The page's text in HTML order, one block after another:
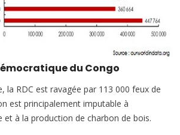
du Congo
la RDC est ravagée par 113 000 feux de
est principalement imputable à
et à la production de charbon de bois.